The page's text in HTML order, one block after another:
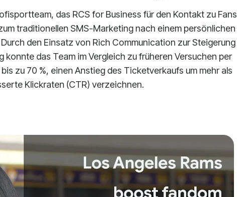
das RCS for Business für den Kontakt zu Fans
traditionellen SMS-Marketing nach einem persönlichen
den Einsatz von Rich Communication zur Steigerung
konnte das Team im Vergleich zu früheren Versuchen per
zu 70 %, einen Anstieg des Ticketverkaufs um mehr als
Klickraten (CTR) verzeichnen.